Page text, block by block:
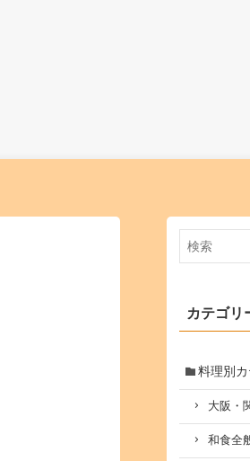
カテゴリ
料理別
大阪・
和食全